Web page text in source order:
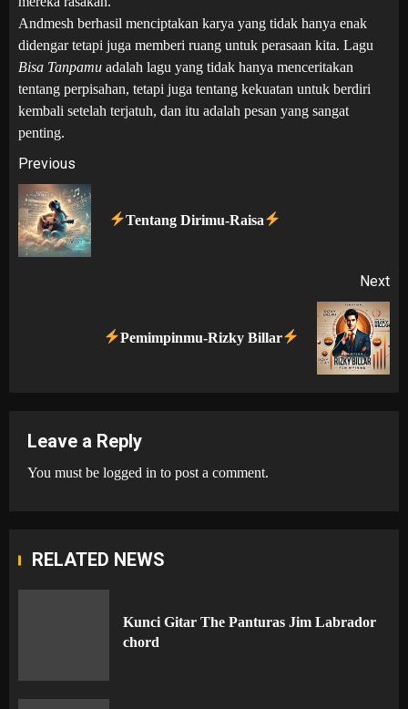
Andmesh berhasil menciptakan karya yang tidak hanya enak
didengar tetapi juga memberi ruang untuk perasaan kita. Lagu
Bisa Tanpamu adalah lagu yang tidak hanya menceritakan
tentang perpisahan, tetapi juga tentang kekuatan untuk berdiri
kembali setelah terjatuh, dan itu adalah pesan yang sangat
penting.
Post
navigation
Previous
Tentang Dirimu-Raisa
Next
Pemimpinmu-Rizky Billar
Leave a Reply
You must be logged in to post a comment.
RELATED NEWS
Kunci Gitar The Panturas Jim Labrador
chord